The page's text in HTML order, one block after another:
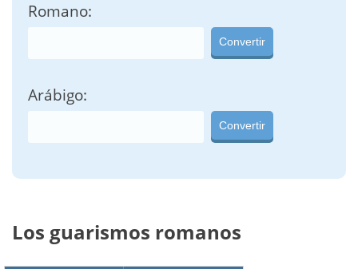
Romano:
Convertir
Arábigo:
Convertir
Los guarismos romanos